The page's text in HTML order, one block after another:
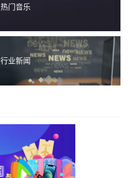
热门音乐
行业新闻